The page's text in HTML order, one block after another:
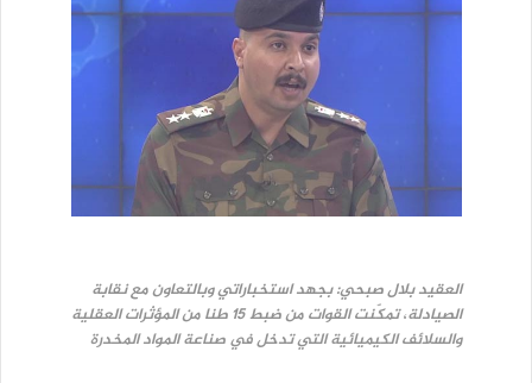
العقيد بلال صبحي: بجهد استخباراتي وبالتعاون مع نقابة
الصيادلة، تمكّنت القوات من ضبط 15 طنا من المؤثرات العقلية
والسلائف الكيميائية التي تدخل في صناعة المواد المخدرة